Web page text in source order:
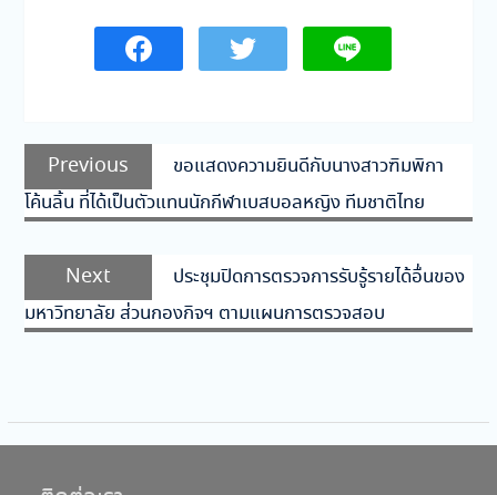
แนะแนว
เรื่อง
Previous
Previous
post:
ขอแสดงความยินดีกับนางสาวฑิมพิกา
โค้นลิ้น ที่ได้เป็นตัวแทนนักกีฬาเบสบอลหญิง ทีมชาติไทย
Next
Next
post:
ประชุมปิดการตรวจการรับรู้รายได้อื่นของ
มหาวิทยาลัย ส่วนกองกิจฯ ตามแผนการตรวจสอบ